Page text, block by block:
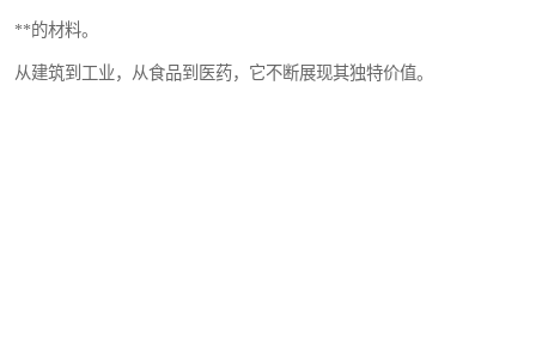
**的材料。
从建筑到工业，从食品到医药，它不断展现其独特价值。